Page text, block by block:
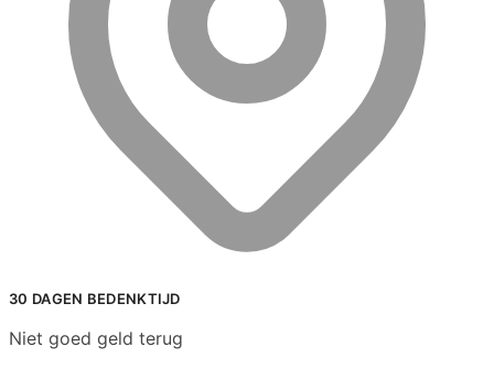
30 DAGEN BEDENKTIJD
Niet goed geld terug